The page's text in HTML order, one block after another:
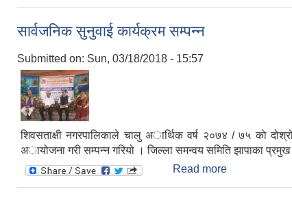
सार्वजनिक सुनुवाई कार्यक्रम सम्पन्न
Submitted on: Sun, 03/18/2018 - 15:57
शिवसताक्षी नगरपालिकाले चालु अार्थिक वर्ष २०७४ / ७५ काे
अायोजना गरी सम्पन्न गरियो । जिल्ला समन्वय समिति झापाका
Read more